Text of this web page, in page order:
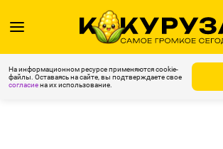
На информационном ресурсе применяются cookie-
файлы. Оставаясь на сайте, вы подтверждаете свое
согласиена их использование.